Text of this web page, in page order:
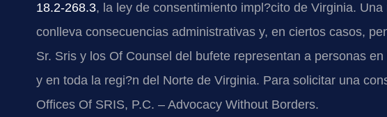
18.2-268.3, la ley de consentimiento impl?cito de Virginia.
conlleva consecuencias administrativas y, en ciertos casos,
Sr. Sris y los Of Counsel del bufete representan a personas
y en toda la regi?n del Norte de Virginia. Para solicitar una
Offices Of SRIS, P.C. – Advocacy Without Borders.